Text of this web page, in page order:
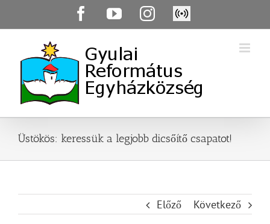
FacebookYouTubeInstagram
Élő
közvetítés
Üstökös: keressük a legjobb dicsőítő csapatot!
Előző Következő